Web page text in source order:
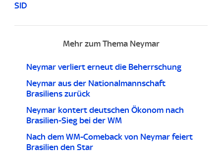
SID
Mehr zum Thema Neymar
Neymar verliert erneut die Beherrschung
Neymar aus der Nationalmannschaft
Brasiliens zurück
Neymar kontert deutschen Ökonom nach
Brasilien-Sieg bei der WM
Nach dem WM-Comeback von Neymar feiert
Brasilien den Star